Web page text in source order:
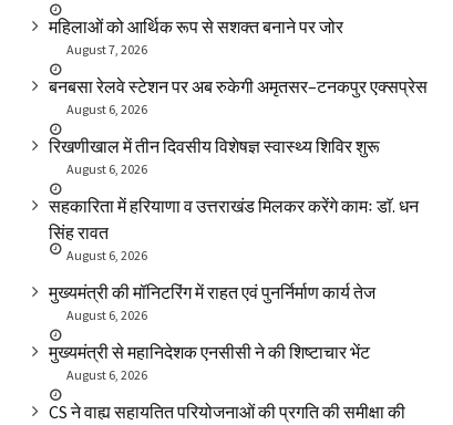
वरिष्ठ नागरिकों बद्रीनाथ धाम के निःशुल्क दर्शन कराये
टैबलेट वितरण
महिलाओं को आर्थिक रूप से सशक्त बनाने पर जोर
August 7, 2026
बनबसा रेलवे स्टेशन पर अब रुकेगी अमृतसर–टनकपुर एक्सप्रेस
August 6, 2026
रिखणीखाल में तीन दिवसीय विशेषज्ञ स्वास्थ्य शिविर शुरू
August 6, 2026
सहकारिता में हरियाणा व उत्तराखंड मिलकर करेंगे कामः डाॅ. धन
सिंह रावत
August 6, 2026
मुख्यमंत्री की मॉनिटरिंग में राहत एवं पुनर्निर्माण कार्य तेज
August 6, 2026
मुख्यमंत्री से महानिदेशक एनसीसी ने की शिष्टाचार भेंट
August 6, 2026
CS ने वाह्य सहायतित परियोजनाओं की प्रगति की समीक्षा की